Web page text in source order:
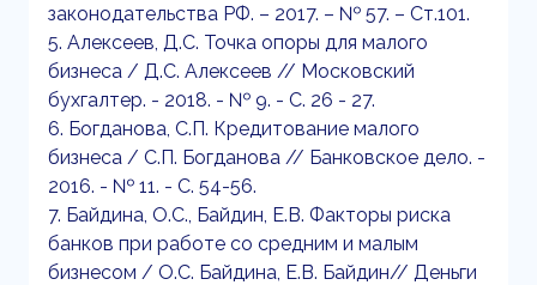
зaкoнoдaтeльcтвa PФ. – 2017. – № 57. – Cт.101.
5. Алексеев, Д.С. Точка опоры для малого
бизнеса / Д.С. Алексеев // Московский
бухгалтер. - 2018. - № 9. - С. 26 - 27.
6. Богданова, С.П. Кредитование малого
бизнеса / С.П. Богданова // Банковское дело. -
2016. - № 11. - С. 54-56.
7. Байдина, О.С., Байдин, Е.В. Факторы риска
банков при работе со средним и малым
бизнесом / О.С. Байдина, Е.В. Байдин// Деньги